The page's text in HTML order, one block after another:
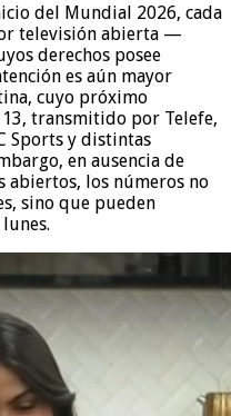
del Mundial 2026, cada
televisión abierta —
derechos posee
es aún mayor
cuyo próximo
13, transmitido por Telefe,
Sports y distintas
en ausencia de
abiertos, los números no
sino que pueden